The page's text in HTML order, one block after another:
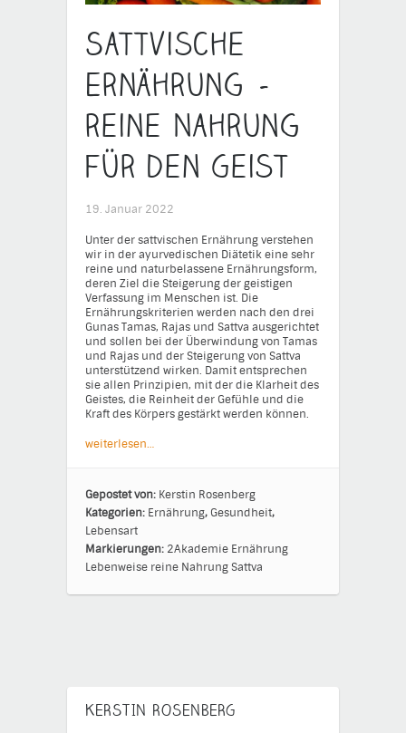
Sattvische
Ernährung –
reine Nahrung
für den Geist
19. Januar 2022
Unter der sattvischen Ernährung verstehen
wir in der ayurvedischen Diätetik eine sehr
reine und naturbelassene Ernährungsform,
deren Ziel die Steigerung der geistigen
Verfassung im Menschen ist. Die
Ernährungskriterien werden nach den drei
Gunas Tamas, Rajas und Sattva ausgerichtet
und sollen bei der Überwindung von Tamas
und Rajas und der Steigerung von Sattva
unterstützend wirken. Damit entsprechen
sie allen Prinzipien, mit der die Klarheit des
Geistes, die Reinheit der Gefühle und die
Kraft des Körpers gestärkt werden können.
weiterlesen…
Gepostet von: Kerstin Rosenberg
Kategorien: Ernährung, Gesundheit,
Lebensart
Markierungen: 2Akademie Ernährung
Lebenweise reine Nahrung Sattva
KERSTIN ROSENBERG